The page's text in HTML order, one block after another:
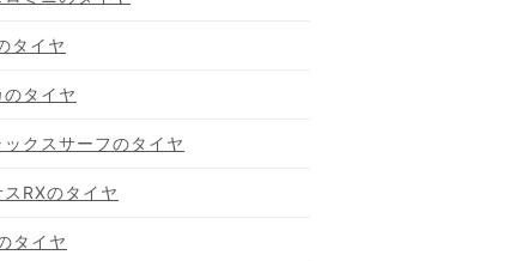
タイヤ
のタイヤ
ックスサーフのタイヤ
スRXのタイヤ
タイヤ